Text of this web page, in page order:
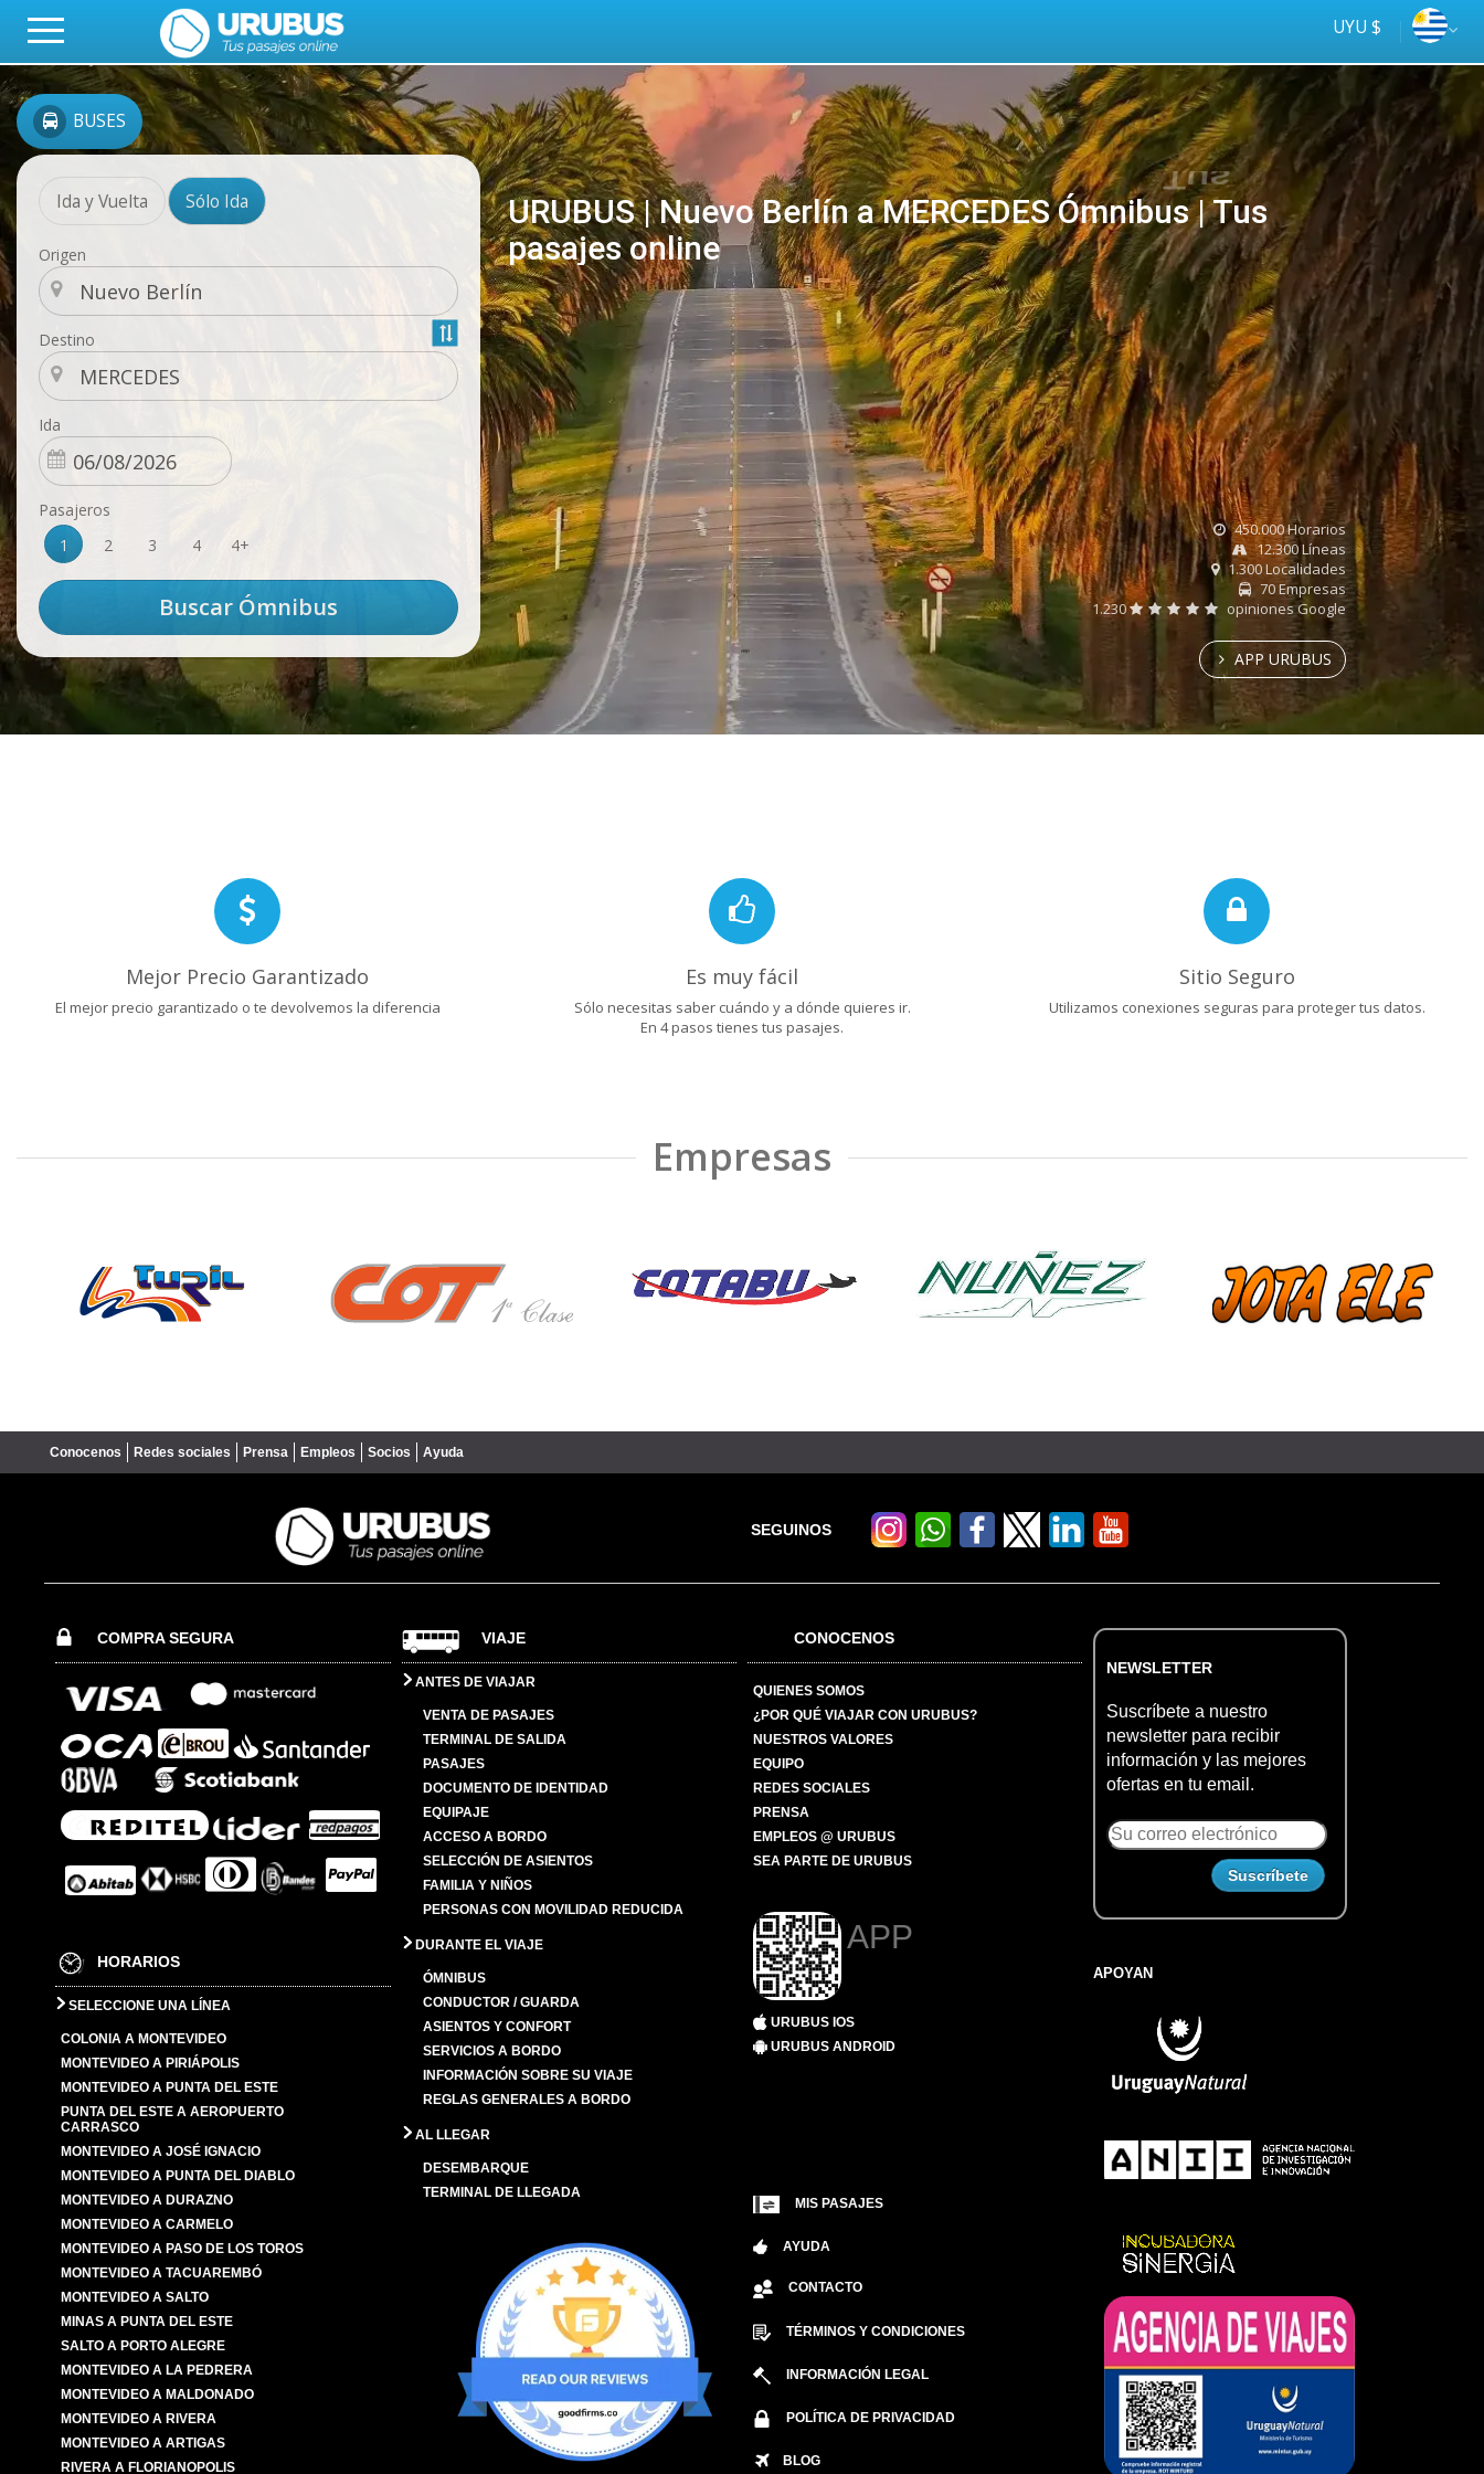
UYU $
BUSES
Ida y Vuelta Sólo Ida
Origen
Destino
Ida
Pasajeros
1
2 3 4 4+
URUBUS | Nuevo Berlín a MERCEDES Ómnibus | Tus
pasajes online
online
Tus
ómnibus
450.000 Horarios
12.300 Líneas
1.300 Localidades
70 Empresas
1.230
opiniones Google
APP URUBUS
Mejor Precio Garantizado
El mejor precio garantizado o te devolvemos la diferencia
Es muy fácil
Sólo necesitas saber cuándo y a dónde quieres ir.
En 4 pasos tienes tus pasajes.
Sitio Seguro
Utilizamos conexiones seguras para proteger tus datos.
Empresas
Conocenos Redes sociales Prensa Empleos Socios Ayuda
SEGUINOS
COMPRA SEGURA
HORARIOS
SELECCIONE UNA LÍNEA
COLONIA A MONTEVIDEO
MONTEVIDEO A PIRIÁPOLIS
MONTEVIDEO A PUNTA DEL ESTE
PUNTA DEL ESTE A AEROPUERTO
CARRASCO
MONTEVIDEO A JOSÉ IGNACIO
MONTEVIDEO A PUNTA DEL DIABLO
MONTEVIDEO A DURAZNO
MONTEVIDEO A CARMELO
MONTEVIDEO A PASO DE LOS TOROS
MONTEVIDEO A TACUAREMBÓ
MONTEVIDEO A SALTO
MINAS A PUNTA DEL ESTE
SALTO A PORTO ALEGRE
MONTEVIDEO A LA PEDRERA
MONTEVIDEO A MALDONADO
MONTEVIDEO A RIVERA
MONTEVIDEO A ARTIGAS
RIVERA A FLORIANOPOLIS
VIAJE
ANTES DE VIAJAR
VENTA DE PASAJES
TERMINAL DE SALIDA
PASAJES
DOCUMENTO DE IDENTIDAD
EQUIPAJE
ACCESO A BORDO
SELECCIÓN DE ASIENTOS
FAMILIA Y NIÑOS
PERSONAS CON MOVILIDAD REDUCIDA
DURANTE EL VIAJE
ÓMNIBUS
CONDUCTOR / GUARDA
ASIENTOS Y CONFORT
SERVICIOS A BORDO
INFORMACIÓN SOBRE SU VIAJE
REGLAS GENERALES A BORDO
AL LLEGAR
DESEMBARQUE
TERMINAL DE LLEGADA
CONOCENOS
QUIENES SOMOS
¿POR QUÉ VIAJAR CON URUBUS?
NUESTROS VALORES
EQUIPO
REDES SOCIALES
PRENSA
EMPLEOS @ URUBUS
SEA PARTE DE URUBUS
APP
URUBUS IOS
URUBUS ANDROID
MIS PASAJES
AYUDA
CONTACTO
TÉRMINOS Y CONDICIONES
INFORMACIÓN LEGAL
POLÍTICA DE PRIVACIDAD
BLOG
NEWSLETTER
Suscríbete a nuestro
newsletter para recibir
información y las mejores
ofertas en tu email.
APOYAN